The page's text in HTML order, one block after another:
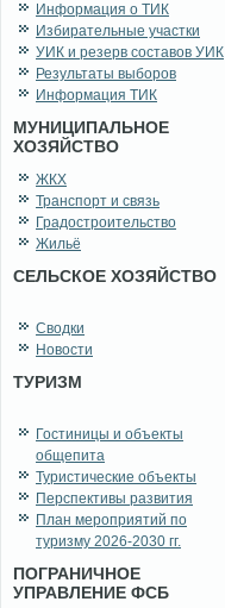
Информация о ТИК
Избирательные участки
УИК и резерв составов УИК
Результаты выборов
Информация ТИК
МУНИЦИПАЛЬНОЕ
ХОЗЯЙСТВО
ЖКХ
Транспорт и связь
Градостроительство
Жильё
СЕЛЬСКОЕ ХОЗЯЙСТВО
Сводки
Новости
ТУРИЗМ
Гостиницы и объекты
общепита
Туристические объекты
Перспективы развития
План мероприятий по
туризму 2026-2030 гг.
ПОГРАНИЧНОЕ
УПРАВЛЕНИЕ ФСБ